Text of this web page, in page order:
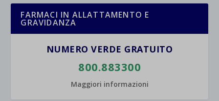
FARMACI IN ALLATTAMENTO E
GRAVIDANZA
NUMERO VERDE GRATUITO
800.883300
Maggiori informazioni